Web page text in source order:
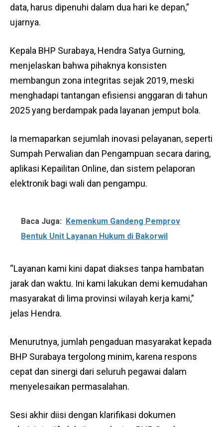
data, harus dipenuhi dalam dua hari ke depan,”
ujarnya.
Kepala BHP Surabaya, Hendra Satya Gurning,
menjelaskan bahwa pihaknya konsisten
membangun zona integritas sejak 2019, meski
menghadapi tantangan efisiensi anggaran di tahun
2025 yang berdampak pada layanan jemput bola.
Ia memaparkan sejumlah inovasi pelayanan, seperti
Sumpah Perwalian dan Pengampuan secara daring,
aplikasi Kepailitan Online, dan sistem pelaporan
elektronik bagi wali dan pengampu.
Baca Juga: Kemenkum Gandeng Pemprov
Bentuk Unit Layanan Hukum di Bakorwil
“Layanan kami kini dapat diakses tanpa hambatan
jarak dan waktu. Ini kami lakukan demi kemudahan
masyarakat di lima provinsi wilayah kerja kami,”
jelas Hendra.
Menurutnya, jumlah pengaduan masyarakat kepada
BHP Surabaya tergolong minim, karena respons
cepat dan sinergi dari seluruh pegawai dalam
menyelesaikan permasalahan.
Sesi akhir diisi dengan klarifikasi dokumen